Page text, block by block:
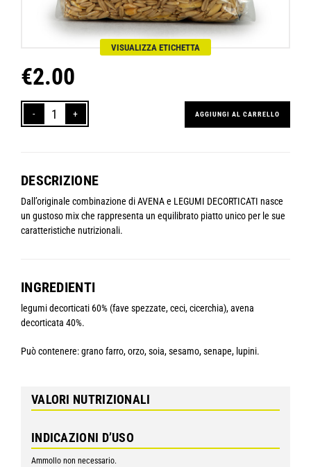
VISUALIZZA ETICHETTA
€2.00
ZUPPAH!
e
DECORTICATI
quantità
AGGIUNGI AL CARRELLO
DESCRIZIONE
Dall’originale combinazione di AVENA e LEGUMI DECORTICATI nasce
un gustoso mix che rappresenta un equilibrato piatto unico per le sue
caratteristiche nutrizionali.
INGREDIENTI
legumi decorticati 60% (fave spezzate, ceci, cicerchia), avena
decorticata 40%.
Può contenere: grano farro, orzo, soia, sesamo, senape, lupini.
VALORI NUTRIZIONALI
INDICAZIONI D’USO
Ammollo non necessario.